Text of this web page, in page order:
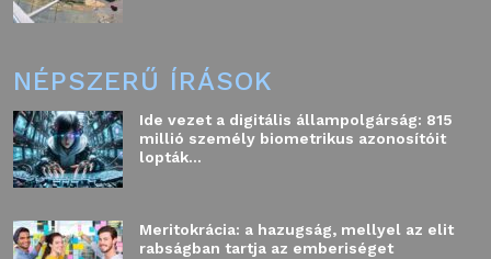
NÉPSZERŰ ÍRÁSOK
Ide vezet a digitális állampolgárság: 815
millió személy biometrikus azonosítóit
lopták...
Meritokrácia: a hazugság, mellyel az elit
rabságban tartja az emberiséget